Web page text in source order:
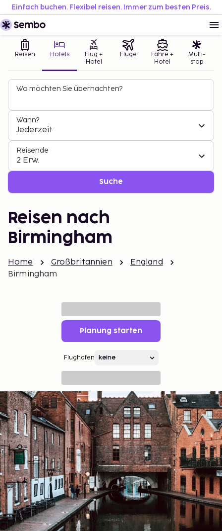
Einfach buchen. Flexibel reisen. Immer zum besten Preis.
Reisen Hotels
Flug +
Hotel
Flüge
Fähre +
Hotel
Multi-
stop
Wo möchten Sie übernachten?
Wann?
Jederzeit
Reisende
2 Erw.
Suche
Reisen nach
Birmingham
Home Großbritannien
England
Birmingham
Planung starten
Flughafen